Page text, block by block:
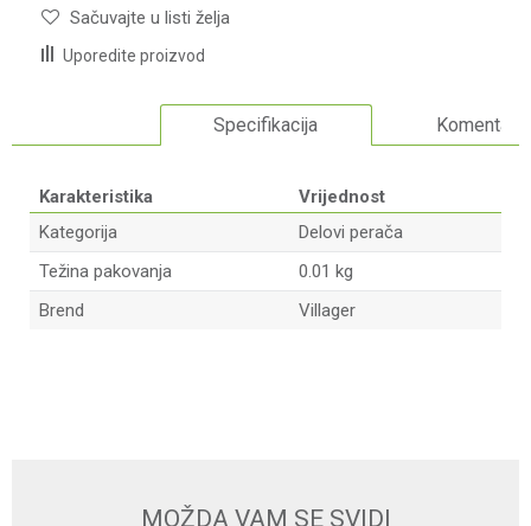
Sačuvajte u listi želja
Uporedite proizvod
Specifikacija Komentari
Karakteristika
Vrijednost
Kategorija
Delovi perača
Težina pakovanja
0.01 kg
Brend
Villager
MOŽDA VAM SE SVIDI